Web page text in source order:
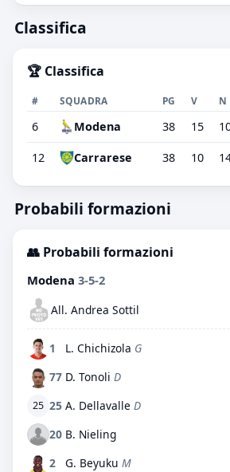
Classifica
🏆 Classifica
# SQUADRA PG V N
6 Modena 38 15
12 Carrarese 38 10
Probabili formazioni
👥 Probabili formazioni
Modena 3-5-2
All. Andrea Sottil
1 L. Chichizola G
77 D. Tonoli D
25 25 A. Dellavalle D
20 B. Nieling
2
G. Beyuku M